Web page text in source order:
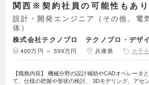
関西※契約社員の可能性もあり
設計・開発エンジニア（その他、電
体）
株式会社テクノプロ テクノプロ・デザ
400万円 ～ 599万円 兵庫県 大手
【職務内容】 機械分野の設計補助やCADオペレータと
て、仕様の把握や形状の検討、 3Dモデリング、アセ